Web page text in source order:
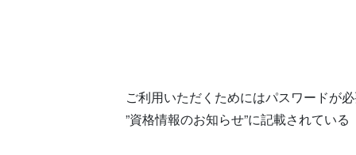
ご利用いただくためにはパスワードが必
”資格情報のお知らせ”に記載されてい